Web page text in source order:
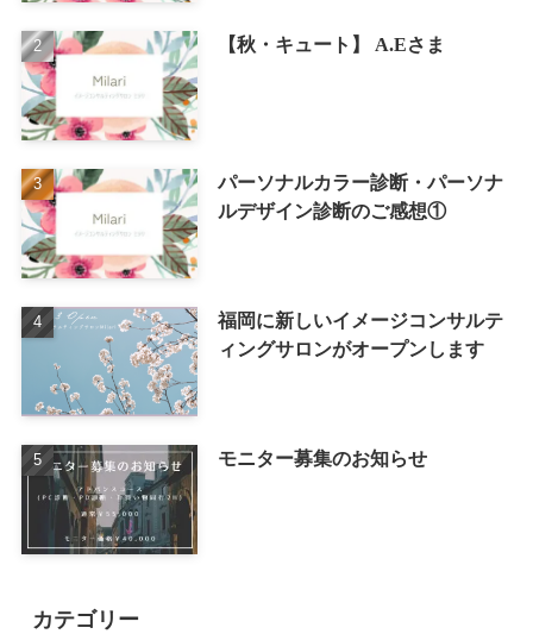
【秋・キュート】 A.Eさま
パーソナルカラー診断・パーソナ
ルデザイン診断のご感想①
福岡に新しいイメージコンサルテ
ィングサロンがオープンします
モニター募集のお知らせ
カテゴリー